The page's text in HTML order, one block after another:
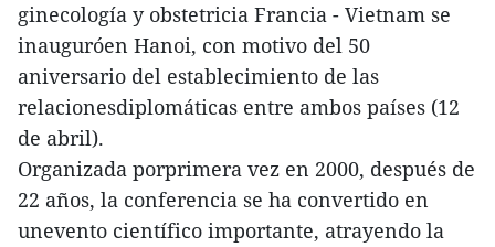
ginecología y obstetricia Francia - Vietnam se
inauguróen Hanoi, con motivo del 50
aniversario del establecimiento de las
relacionesdiplomáticas entre ambos países (12
de abril).
Organizada porprimera vez en 2000, después de
22 años, la conferencia se ha convertido en
unevento científico importante, atrayendo la